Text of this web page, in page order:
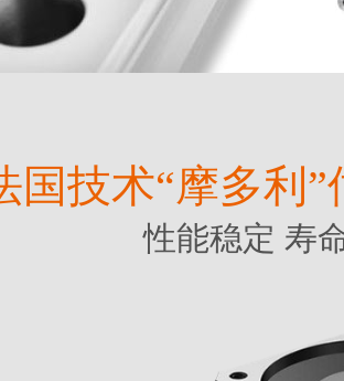
国技术“摩多利
性能稳定 寿